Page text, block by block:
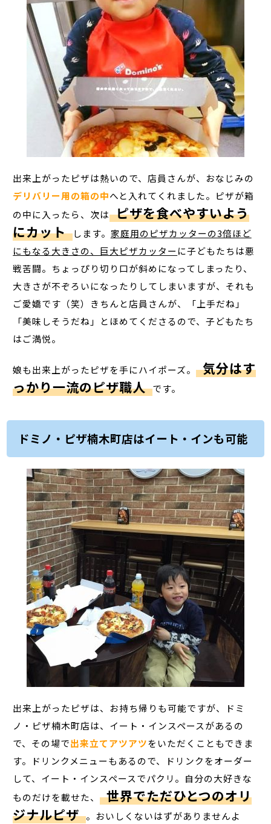
出来上がったピザは熱いので、店員さんが、おなじみの
デリバリー用の箱の中へと入れてくれました。ピザが箱
の中に入ったら、次は ピザを食べやすいよう
にカット します。 家庭用のピザカッターの3倍ほど
にもなる大きさの、巨大ピザカッター に子どもたちは悪
戦苦闘。ちょっぴり切り口が斜めになってしまったり、
大きさが不ぞろいになったりしてしまいますが、それも
ご愛嬌です（笑）きちんと店員さんが、「上手だね」
「美味しそうだね」とほめてくださるので、子どもたち
はご満悦。
娘も出来上がったピザを手にハイポーズ。 気分はす
っかり一流のピザ職人 です。
ドミノ・ピザ楠木町店はイート・インも可能
出来上がったピザは、お持ち帰りも可能ですが、ドミ
ノ・ピザ楠木町店は、イート・インスペースがあるの
で、その場で出来立てアツアツをいただくこともできま
す。ドリンクメニューもあるので、ドリンクをオーダー
して、イート・インスペースでパクリ。自分の大好きな
ものだけを載せた、 世界でただひとつのオリ
ジナルピザ 。おいしくないはずがありませんよ